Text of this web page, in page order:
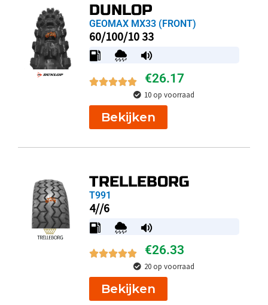
DUNLOP
GEOMAX MX33 (FRONT)
60/100/10 33
€26.17
10 op voorraad
Bekijken
TRELLEBORG
T991
4//6
€26.33
20 op voorraad
Bekijken